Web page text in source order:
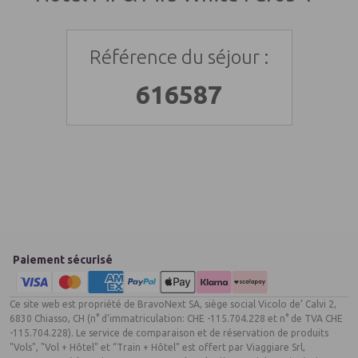
Si vous voyagez uniquement avec votre carte nationale
Pour de plus amples informations, prendre l’attache d’une
représentation diplomatique ou consulaire.
A noter :
Référence du séjour :
616587
Paiement sécurisé
Ce site web est propriété de BravoNext SA, siège social Vicolo de’ Calvi 2,
6830 Chiasso, CH (n° d’immatriculation: CHE -115.704.228 et n° de TVA CHE
-115.704.228). Le service de comparaison et de réservation de produits
"Vols", "Vol + Hôtel" et “Train + Hôtel” est offert par Viaggiare Srl,